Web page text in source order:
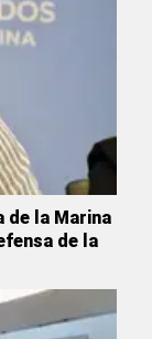
de la Marina
de la